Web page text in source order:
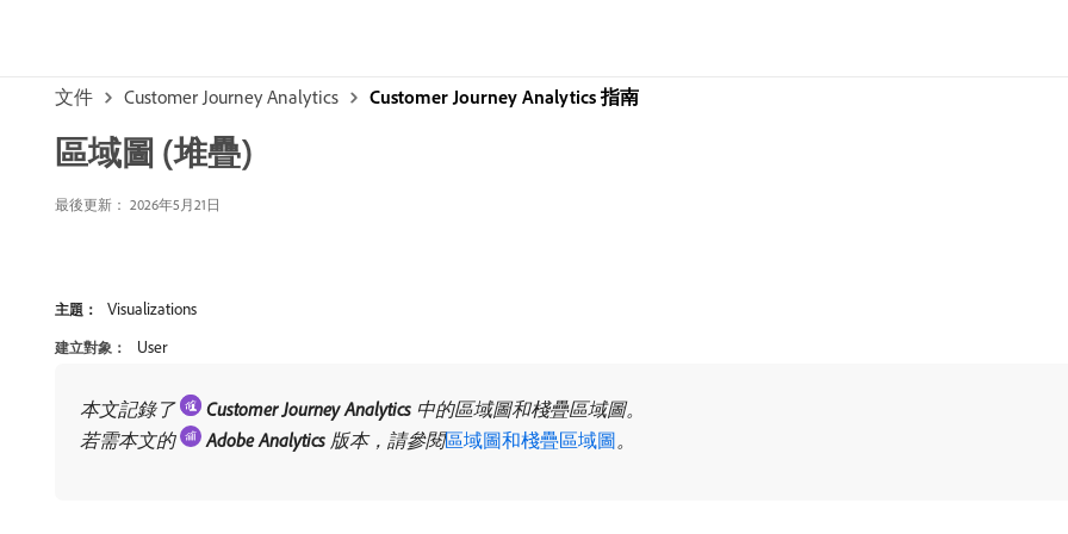
文件 Customer Journey Analytics Customer Journey Analytics 指南
區域圖 (堆疊)
最後更新： 2026年5月21日
主題： Visualizations
建立對象： User
本文記錄了 Customer Journey Analytics ​中的區域圖和棧疊區域圖。
若需本文的
​Adobe Analytics ​版本，請參閱區域圖和棧疊區域圖。